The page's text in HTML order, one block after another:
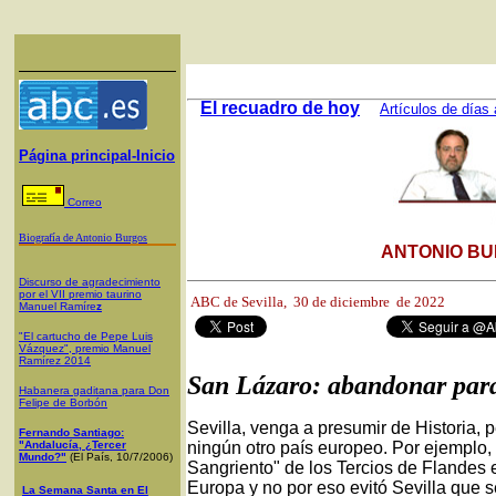
Página principal-Inicio
Correo
Biografía de Antonio Burgos
Discurso de agradecimiento
por el VII premio taurino
Manuel Ramírez
"El cartucho de Pepe Luis
Vázquez", premio Manuel
Ramírez 2014
Habanera gaditana para Don
Felipe de Borbón
Fernando Santiago:
"Andalucía, ¿Tercer
Mundo?" (El País, 10/7/2006)
La Semana Santa en El
El recuadro de hoy Artículos de días
ANTONIO
ABC de Sevilla, 30 de diciembre de 2022
San Lázaro: abandonar
Sevilla, venga a presumir de Historia,
ningún otro país europeo. Por
Sangriento" de los Tercios de Flandes
Europa y no por eso evitó Sevilla que